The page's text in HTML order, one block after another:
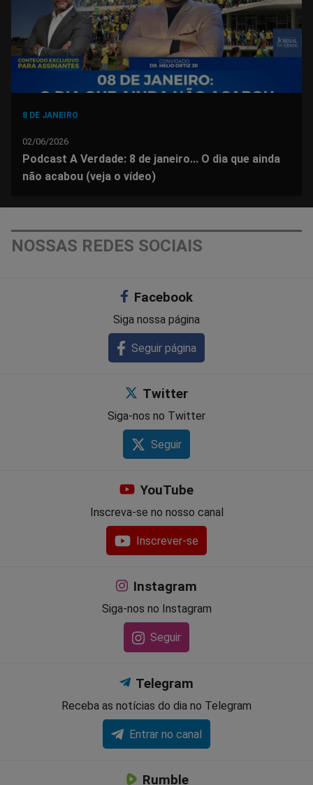
8 DE JANEIRO
02/06/2026
Podcast A Verdade: 8 de janeiro... O dia que ainda
não acabou (veja o vídeo)
NOSSAS REDES SOCIAIS
Facebook
Siga nossa página
Seguir página
Twitter
Siga-nos no Twitter
Seguir
YouTube
Inscreva-se no nosso canal
Inscrever-se
Instagram
Siga-nos no Instagram
Seguir
Telegram
Receba as notícias do dia no Telegram
Entrar no canal
Rumble